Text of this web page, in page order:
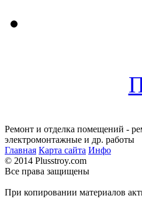
Ремонт и отделка помещений -
электромонтажные и др. работы
Главная Карта сайта Инфо
© 2014 Plusstroy.com
Все права защищены
При копировании материалов